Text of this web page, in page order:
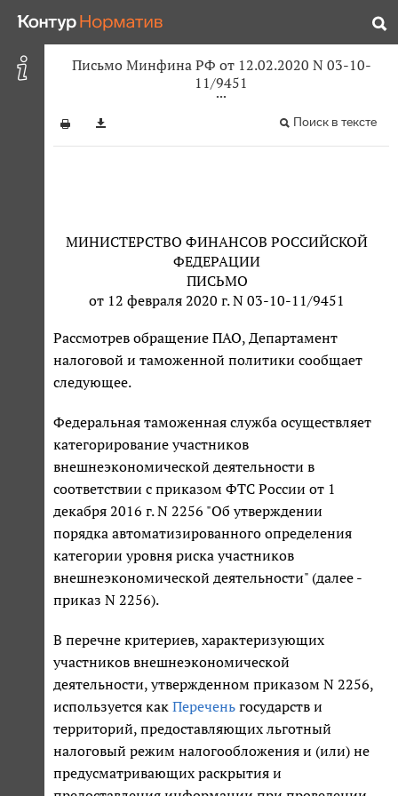
Письмо Минфина РФ от 12.02.2020 N 03-10-
11/9451
Поиск в тексте
МИНИСТЕРСТВО ФИНАНСОВ РОССИЙСКОЙ
ФЕДЕРАЦИИ
ПИСЬМО
от 12 февраля 2020 г. N 03-10-11/9451
Рассмотрев обращение ПАО, Департамент
налоговой и таможенной политики сообщает
следующее.
Федеральная таможенная служба осуществляет
категорирование участников
внешнеэкономической деятельности в
соответствии с приказом ФТС России от 1
декабря 2016 г. N 2256 "Об утверждении
порядка автоматизированного определения
категории уровня риска участников
внешнеэкономической деятельности" (далее -
приказ N 2256).
В перечне критериев, характеризующих
участников внешнеэкономической
деятельности, утвержденном приказом N 2256,
используется как Перечень государств и
территорий, предоставляющих льготный
налоговый режим налогообложения и (или) не
предусматривающих раскрытия и